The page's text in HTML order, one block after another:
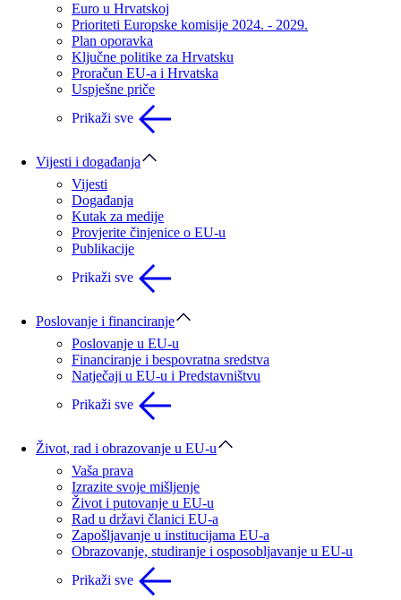
Euro u Hrvatskoj
Prioriteti Europske komisije 2024. - 2029.
Plan oporavka
Ključne politike za Hrvatsku
Proračun EU-a i Hrvatska
Uspješne priče
Prikaži sve
Vijesti i događanja
Vijesti
Događanja
Kutak za medije
Provjerite činjenice o EU-u
Publikacije
Prikaži sve
Poslovanje i financiranje
Poslovanje u EU-u
Financiranje i bespovratna sredstva
Natječaji u EU-u i Predstavništvu
Prikaži sve
Život, rad i obrazovanje u EU-u
Vaša prava
Izrazite svoje mišljenje
Život i putovanje u EU-u
Rad u državi članici EU-a
Zapošljavanje u institucijama EU-a
Obrazovanje, studiranje i osposobljavanje u EU-u
Prikaži sve